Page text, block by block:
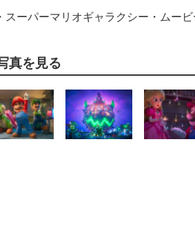
ーパーマリオギャラクシー・ムービ
真を見る